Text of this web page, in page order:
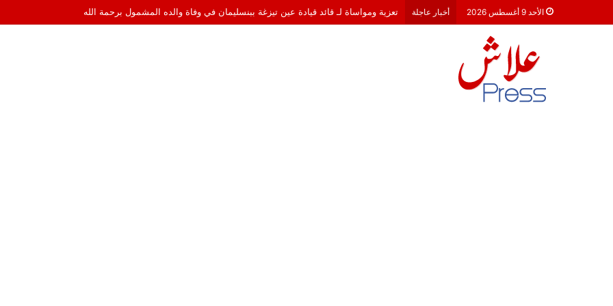
الأحد 9 أغسطس 2026 أخبار عاجلة تعزية ومواساة لـ قائد قيادة عين تيزغة ببنسليمان في وفاة والده المشمول برحمة الله